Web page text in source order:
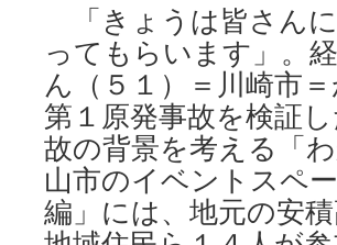
「きょうは皆さん
ってもらいます」。
ん（５１）＝川崎市
第１原発事故を検証
故の背景を考える「
山市のイベントスペ
編」には、地元の安